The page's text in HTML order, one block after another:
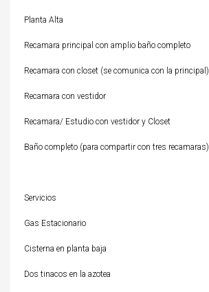
Planta Alta
Recamara principal con amplio baño completo
Recamara con closet (se comunica con la principal)
Recamara con vestidor
Recamara/ Estudio con vestidor y Closet
Baño completo (para compartir con tres recamaras)
Servicios
Gas Estacionario
Cisterna en planta baja
Dos tinacos en la azotea